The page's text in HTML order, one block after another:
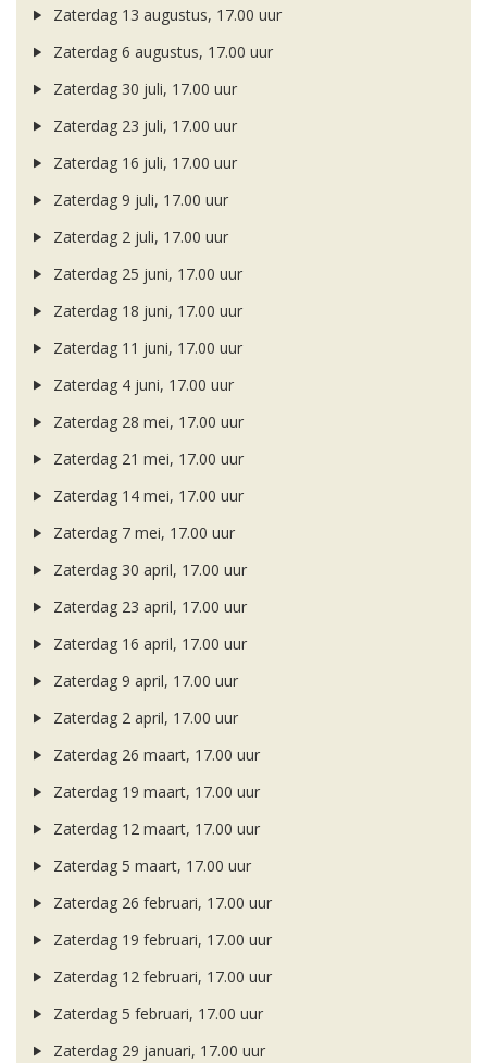
Zaterdag 13 augustus, 17.00 uur
Zaterdag 6 augustus, 17.00 uur
Zaterdag 30 juli, 17.00 uur
Zaterdag 23 juli, 17.00 uur
Zaterdag 16 juli, 17.00 uur
Zaterdag 9 juli, 17.00 uur
Zaterdag 2 juli, 17.00 uur
Zaterdag 25 juni, 17.00 uur
Zaterdag 18 juni, 17.00 uur
Zaterdag 11 juni, 17.00 uur
Zaterdag 4 juni, 17.00 uur
Zaterdag 28 mei, 17.00 uur
Zaterdag 21 mei, 17.00 uur
Zaterdag 14 mei, 17.00 uur
Zaterdag 7 mei, 17.00 uur
Zaterdag 30 april, 17.00 uur
Zaterdag 23 april, 17.00 uur
Zaterdag 16 april, 17.00 uur
Zaterdag 9 april, 17.00 uur
Zaterdag 2 april, 17.00 uur
Zaterdag 26 maart, 17.00 uur
Zaterdag 19 maart, 17.00 uur
Zaterdag 12 maart, 17.00 uur
Zaterdag 5 maart, 17.00 uur
Zaterdag 26 februari, 17.00 uur
Zaterdag 19 februari, 17.00 uur
Zaterdag 12 februari, 17.00 uur
Zaterdag 5 februari, 17.00 uur
Zaterdag 29 januari, 17.00 uur